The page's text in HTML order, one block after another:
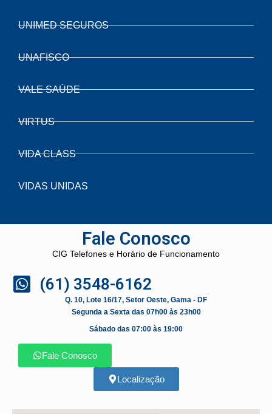
UNIMED SEGUROS
UNAFISCO
VALE SAÚDE
VIRTUS
VIDA CLASS
VIDAS UNIDAS
Fale Conosco
CIG Telefones e Horário de Funcionamento
(61) 3548-6162
Q. 10, Lote 16/17, Setor Oeste, Gama - DF
Segunda a Sexta das 07h00 às 23h00
Sábado das 07:00 às 19:00
Fale Conosco
Localização